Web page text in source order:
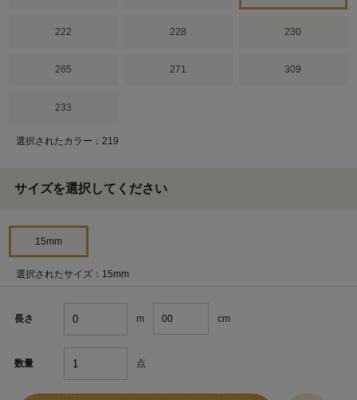
222 228 230
265 271 309
233
選択されたカラー：219
サイズを選択してください
15mm
選択されたサイズ：15mm
長さ m cm
数量 点